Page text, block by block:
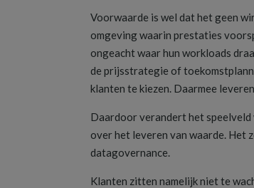
Voorwaarde is wel dat het geen
omgeving waarin prestaties
ongeacht waar hun workloads
de prijsstrategie of
klanten te kiezen. Daarmee
Daardoor verandert het speelveld
over het leveren van waarde. Het
datagovernance.
Klanten zitten namelijk niet te